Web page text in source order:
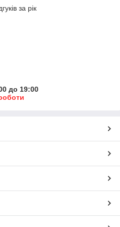
за рік
до 19:00